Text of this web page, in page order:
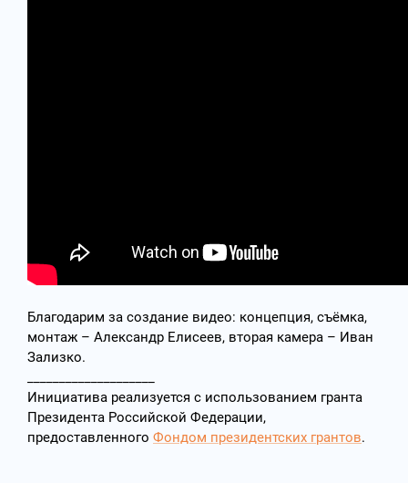
Благодарим за создание видео: концепция, съёмка,
монтаж – Александр Елисеев, вторая камера – Иван
Зализко.
Инициатива реализуется с использованием гранта
Президента Российской Федерации,
предоставленного Фондом президентских грантов.